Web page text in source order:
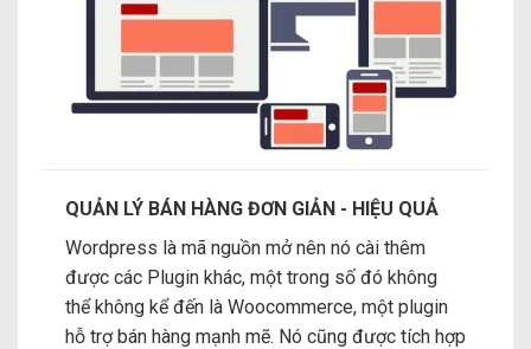
QUẢN LÝ BÁN HÀNG ĐƠN GIẢN - HIỆU QUẢ
Wordpress là mã nguồn mở nên nó cài thêm
được các Plugin khác, một trong số đó không
thể không kể đến là Woocommerce, một plugin
hỗ trợ bán hàng mạnh mẽ. Nó cũng được tích hợp